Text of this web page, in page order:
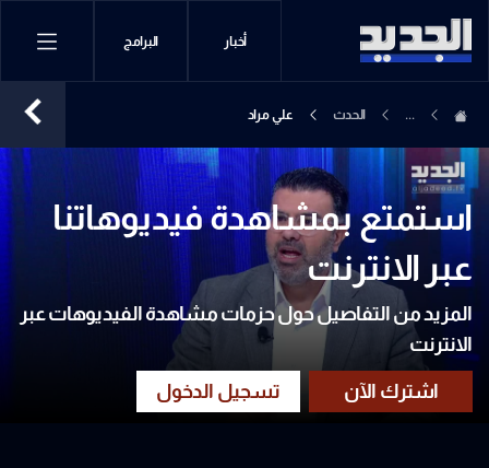
أخبار البرامج
... الحدث علي مراد
استمتع بمشاهدة فيديوهاتنا
عبر الانترنت
المزيد من التفاصيل حول حزمات مشاهدة الفيديوهات عبر
الانترنت